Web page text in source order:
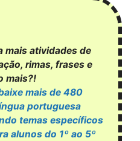
mais atividades de
rimas, frases e
mais?!
mais de 480
portuguesa
temas específicos
alunos do 1º ao 5º